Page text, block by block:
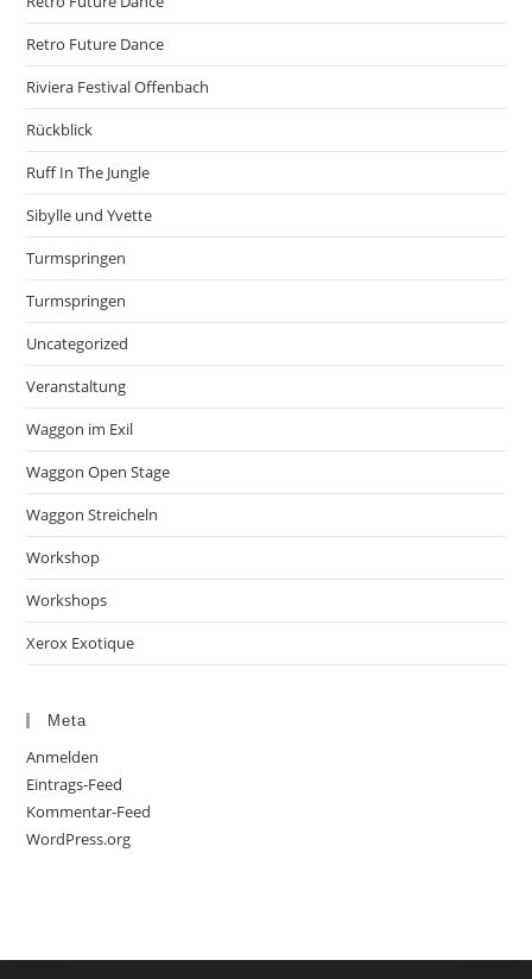
Retro Future Dance
Riviera Festival Offenbach
Rückblick
Ruff In The Jungle
Sibylle und Yvette
Turmspringen
Turmspringen
Uncategorized
Veranstaltung
Waggon im Exil
Waggon Open Stage
Waggon Streicheln
Workshop
Workshops
Xerox Exotique
Meta
Anmelden
Eintrags-Feed
Kommentar-Feed
WordPress.org